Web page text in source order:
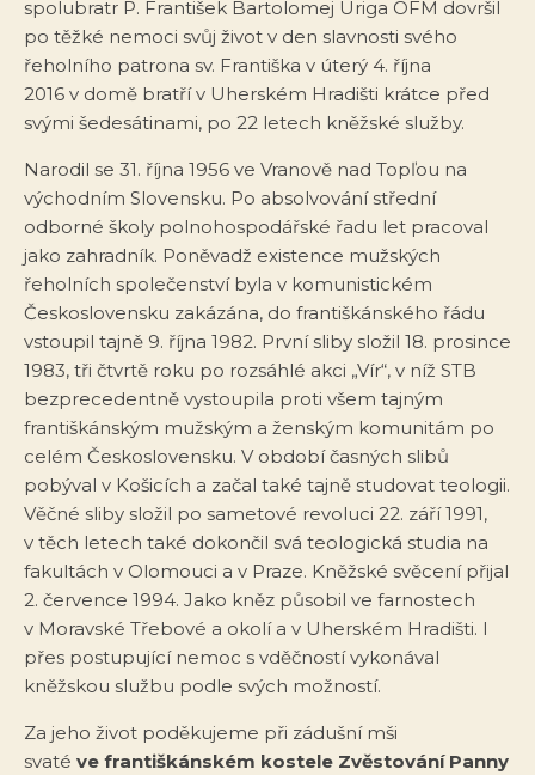
spolubratr P. František Bartolomej Uriga OFM dovršil
po těžké nemoci svůj život v den slavnosti svého
řeholního patrona sv. Františka v úterý 4. října
2016 v domě bratří v Uherském Hradišti krátce před
svými šedesátinami, po 22 letech kněžské služby.
Narodil se 31. října 1956 ve Vranově nad Topľou na
východním Slovensku. Po absolvování střední
odborné školy polnohospodářské řadu let pracoval
jako zahradník. Poněvadž existence mužských
řeholních společenství byla v komunistickém
Československu zakázána, do františkánského řádu
vstoupil tajně 9. října 1982. První sliby složil 18. prosince
1983, tři čtvrtě roku po rozsáhlé akci „Vír“, v níž STB
bezprecedentně vystoupila proti všem tajným
františkánským mužským a ženským komunitám po
celém Československu. V období časných slibů
pobýval v Košicích a začal také tajně studovat teologii.
Věčné sliby složil po sametové revoluci 22. září 1991,
v těch letech také dokončil svá teologická studia na
fakultách v Olomouci a v Praze. Kněžské svěcení přijal
2. července 1994. Jako kněz působil ve farnostech
v Moravské Třebové a okolí a v Uherském Hradišti. I
přes postupující nemoc s vděčností vykonával
kněžskou službu podle svých možností.
Za jeho život poděkujeme při zádušní mši
svaté ve františkánském kostele Zvěstování Panny